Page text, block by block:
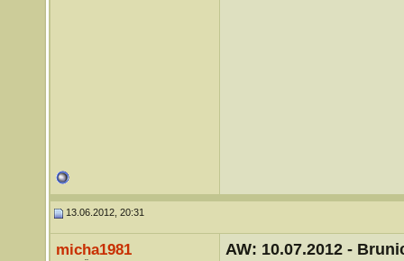
13.06.2012, 20:31
micha1981 AW: 10.07.2012 -